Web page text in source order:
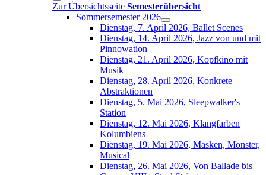
Zur Übersichtsseite Semesterübersicht
Sommersemester 2026
Dienstag, 7. April 2026, Ballet Scenes
Dienstag, 14. April 2026, Jazz von und mit
Pinnowation
Dienstag, 21. April 2026, Kopfkino mit
Musik
Dienstag, 28. April 2026, Konkrete
Abstraktionen
Dienstag, 5. Mai 2026, Sleepwalker's
Station
Dienstag, 12. Mai 2026, Klangfarben
Kolumbiens
Dienstag, 19. Mai 2026, Masken, Monster,
Musical
Dienstag, 26. Mai 2026, Von Ballade bis